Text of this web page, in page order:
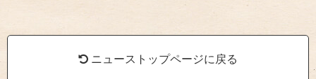
ニューストップページに戻る